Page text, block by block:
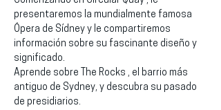
presentaremos la mundialmente famosa
Ópera de Sídney y le compartiremos
información sobre su fascinante diseño y
significado.
Aprende sobre The Rocks , el barrio más
antiguo de Sydney, y descubra su pasado
de presidiarios.